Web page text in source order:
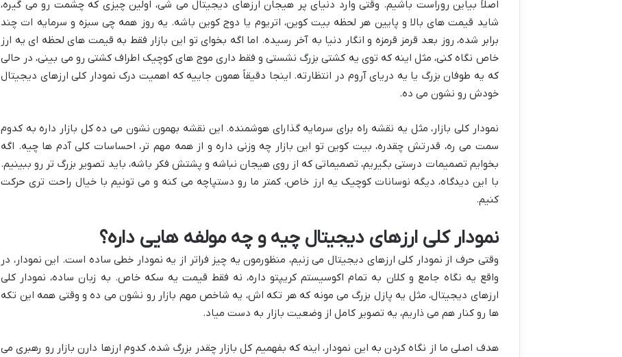
اصلاً بیاین روراست باشیم. وقتی وارد دنیای پر هیجان ارزهای دیجیتال می شی، اولین چیزی که چشمت رو می گیره،
شاید قیمت های بالا و پایین هر لحظه بیت کوین، اتریوم یا دوج کوین باشه. یه روز همه چی سبزه و سرمایه ات چند
برابر شده، روز بعد قرمز قرمزه و انگار دنیا به آخر رسیده. اما اگه بخوای تو این بازار فقط به قیمت های لحظه ای یه ارز
خاص نگاه کنی، مثل اینه که توی یه کشتی بزرگ نشستی و فقط داری موج های کوچیک اطراف کشتی رو می بینی، در حالی
که یه طوفان بزرگ یا یه دریای آروم در انتظارته. اینجا دقیقاً همون جاییه که اهمیت درک نمودار کلی ارزهای دیجیتال
خودش رو نشون می ده.
نمودار کلی بازار، مثل یه نقشه راه برای سرمایه گذارای هوشمنده. این نقشه بهمون نشون می ده کل بازار داره به کدوم
سمت می ره، قدرتش چقدره، بیت کوین تو این بازار چه وزنی داره و از همه مهم تر، احساسات کلی آدم ها چیه. اگه
بخوایم تصمیمات درستی بگیریم، تصمیماتی که از روی هیجان نباشه و پشتش فکر باشه، باید تصویر بزرگ تر رو ببینیم.
با این دیدگاه، دیگه نوسانات کوچیک یه ارز خاص، کمتر ما رو دستپاچه می کنه و می تونیم با خیال راحت تری حرکت
کنیم.
نمودار کلی ارزهای دیجیتال چیه و چه مولفه هایی داره؟
وقتی حرف از نمودار کلی ارزهای دیجیتال می زنیم، منظورمون یه چیز فراتر از یه نمودار خطی ساده است. این نمودار، در
واقع یه نگاه جامع و کلان به تمام اکوسیستم کریپتو داره، نه فقط قیمت یه سکه خاص. به زبان ساده، نمودار کلی
ارزهای دیجیتال، مثل یه پازل بزرگ می مونه که هر تکه اش، یه شاخص مهم بازار رو نشون می ده و وقتی همه این تکه
ها رو کنار هم می ذاریم، یه تصویر کامل از وضعیت بازار به دست میاد.
هدف اصلی ما از نگاه کردن به این نمودار، اینه که بفهمیم کل بازار چقدر بزرگ شده، کدوم ارزها دارن بازار رو رهبری می